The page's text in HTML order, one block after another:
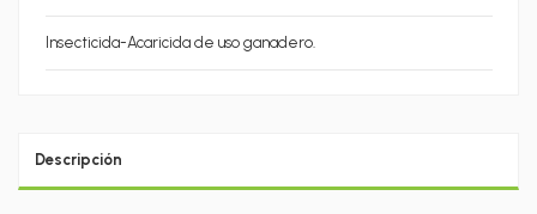
Insecticida-Acaricida de uso ganadero.
Descripción